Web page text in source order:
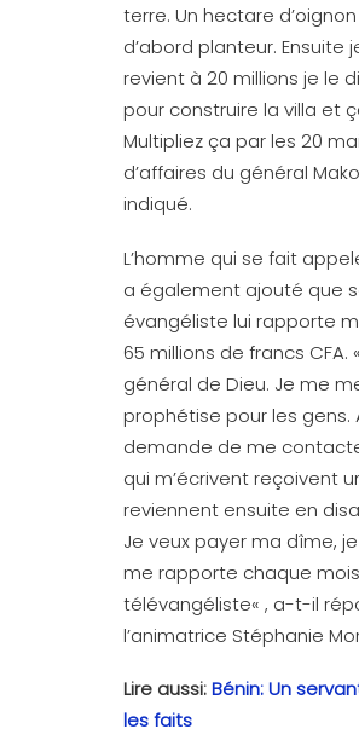
terre. Un hectare
d’abord planteur. Ensuite
revient à 20 millions je le
pour construire la villa et
Multipliez ça par les 20
d’affaires du général
indiqué.
L’homme qui se fait
a également ajouté que
évangéliste lui rapporte
65 millions de francs
général de Dieu. Je me
prophétise pour les gens.
demande de me
qui m’écrivent reçoivent
reviennent ensuite en
Je veux payer ma dîme,
me rapporte chaque mois
télévangéliste« , a-t-il
l’animatrice Stéphanie
Lire aussi:Bénin: Un
les faits